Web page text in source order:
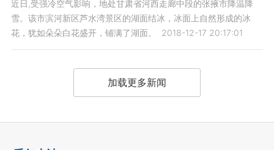
近日,受强冷空气影响，地处甘肃省河西走廊中段的张掖市降温降
雪。该市滨河新区芦水湾景区的湖面结冰，冰面上自然形成的冰
花，犹如朵朵白花盛开，铺满了湖面。
2018-12-17 20:17:01
加载更多新闻